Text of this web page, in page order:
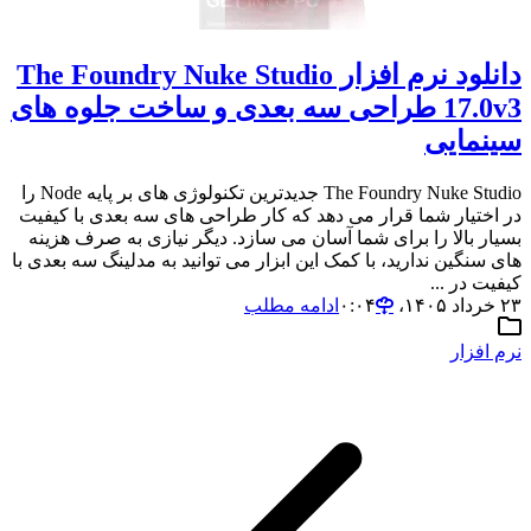
دانلود نرم افزار The Foundry Nuke Studio
17.0v3 طراحی سه بعدی و ساخت جلوه های
سینمایی
The Foundry Nuke Studio جدیدترین تکنولوژی های بر پایه Node را
در اختیار شما قرار می دهد که کار طراحی های سه بعدی با کیفیت
بسیار بالا را برای شما آسان می سازد. دیگر نیازی به صرف هزینه
های سنگین ندارید، با کمک این ابزار می توانید به مدلینگ سه بعدی با
کیفیت در ...
۲۳ خرداد ۱۴۰۵،‏ ۰:۰۴
ادامه مطلب
نرم افزار